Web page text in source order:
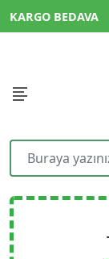
KARGO BEDAVA